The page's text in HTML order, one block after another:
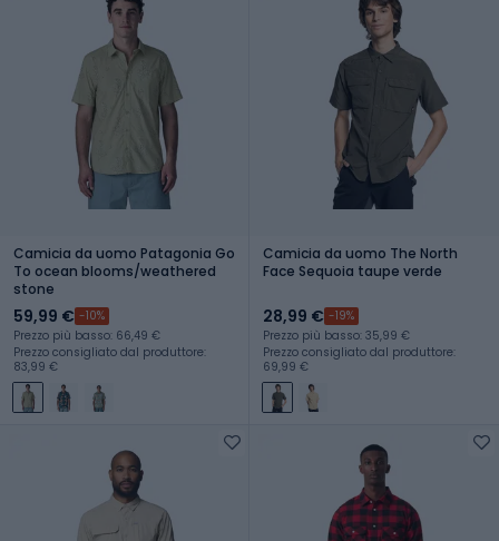
Camicia da uomo Patagonia Go
To ocean blooms/weathered
stone
59,99 € -10%
Prezzo più basso: 66,49 €
Prezzo consigliato dal produttore:
83,99 €
Camicia da uomo The North
Face Sequoia taupe verde
28,99 € -19%
Prezzo più basso: 35,99 €
Prezzo consigliato dal produttore:
69,99 €